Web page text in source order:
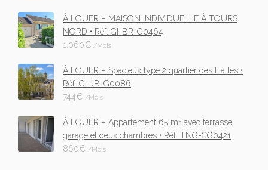
À LOUER – MAISON INDIVIDUELLE À TOURS
NORD • Réf. GI-BR-G0464
1.060€ /Mois
À LOUER – Spacieux type 2 quartier des Halles •
Réf. GI-JB-G0086
744€ /Mois
À LOUER – Appartement 65 m² avec terrasse,
garage et deux chambres • Réf. TNG-CG0421
860€ /Mois